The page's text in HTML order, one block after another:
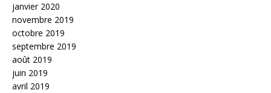
janvier 2020
novembre 2019
octobre 2019
septembre 2019
août 2019
juin 2019
avril 2019